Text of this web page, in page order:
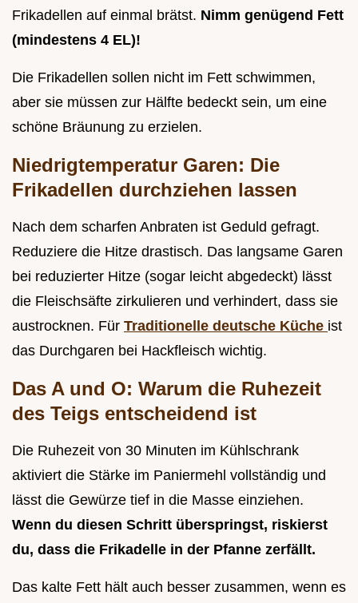
Frikadellen auf einmal brätst. Nimm genügend Fett
(mindestens 4 EL)!
Die Frikadellen sollen nicht im Fett schwimmen,
aber sie müssen zur Hälfte bedeckt sein, um eine
schöne Bräunung zu erzielen.
Niedrigtemperatur Garen: Die
Frikadellen durchziehen lassen
Nach dem scharfen Anbraten ist Geduld gefragt.
Reduziere die Hitze drastisch. Das langsame Garen
bei reduzierter Hitze (sogar leicht abgedeckt) lässt
die Fleischsäfte zirkulieren und verhindert, dass sie
austrocknen. Für Traditionelle deutsche Küche ist
das Durchgaren bei Hackfleisch wichtig.
Das A und O: Warum die Ruhezeit
des Teigs entscheidend ist
Die Ruhezeit von 30 Minuten im Kühlschrank
aktiviert die Stärke im Paniermehl vollständig und
lässt die Gewürze tief in die Masse einziehen.
Wenn du diesen Schritt überspringst, riskierst
du, dass die Frikadelle in der Pfanne zerfällt.
Das kalte Fett hält auch besser zusammen, wenn es